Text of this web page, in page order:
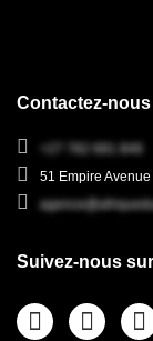
Contactez-
+27 782 681 846
51 Empire
Suivez-nous